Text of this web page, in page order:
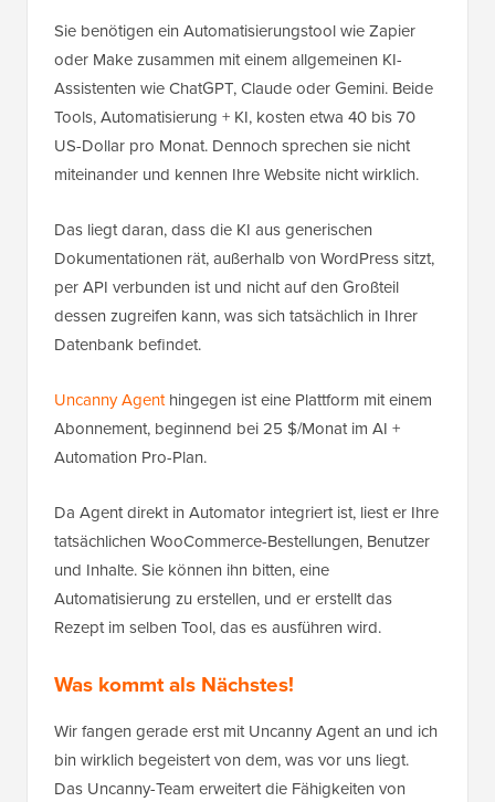
Sie benötigen ein Automatisierungstool wie Zapier
oder Make zusammen mit einem allgemeinen KI-
Assistenten wie ChatGPT, Claude oder Gemini. Beide
Tools, Automatisierung + KI, kosten etwa 40 bis 70
US-Dollar pro Monat. Dennoch sprechen sie nicht
miteinander und kennen Ihre Website nicht wirklich.
Das liegt daran, dass die KI aus generischen
Dokumentationen rät, außerhalb von WordPress sitzt,
per API verbunden ist und nicht auf den Großteil
dessen zugreifen kann, was sich tatsächlich in Ihrer
Datenbank befindet.
Uncanny Agenthingegen ist eine Plattform mit einem
Abonnement, beginnend bei 25 $/Monat im AI +
Automation Pro-Plan.
Da Agent direkt in Automator integriert ist, liest er Ihre
tatsächlichen WooCommerce-Bestellungen, Benutzer
und Inhalte. Sie können ihn bitten, eine
Automatisierung zu erstellen, und er erstellt das
Rezept im selben Tool, das es ausführen wird.
Was kommt als Nächstes!
Wir fangen gerade erst mit Uncanny Agent an und ich
bin wirklich begeistert von dem, was vor uns liegt.
Das Uncanny-Team erweitert die Fähigkeiten von